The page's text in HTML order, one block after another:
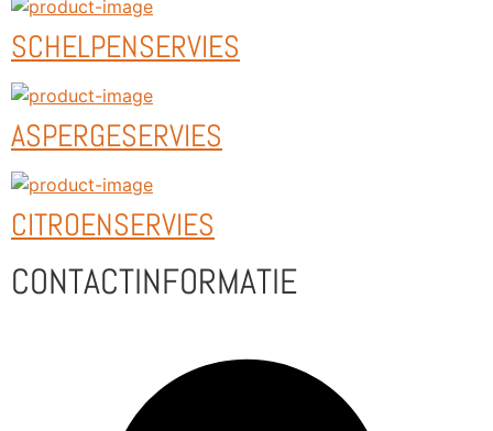
SCHELPENSERVIES
ASPERGESERVIES
CITROENSERVIES
CONTACTINFORMATIE